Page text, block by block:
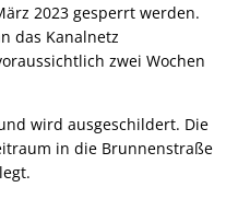
2023 gesperrt werden.
das Kanalnetz
zwei Wochen
wird ausgeschildert. Die
in die Brunnenstraße